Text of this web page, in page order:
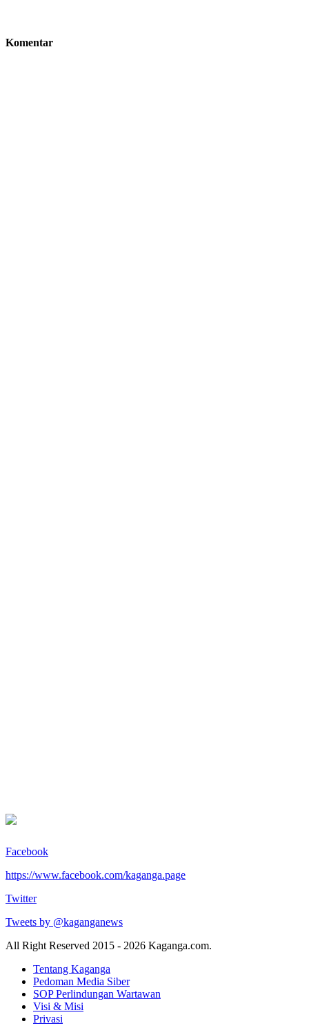
Komentar
Facebook
https://www.facebook.com/kaganga.page
Twitter
Tweets by @kaganganews
All Right Reserved 2015 - 2026 Kaganga.com.
Tentang Kaganga
Pedoman Media Siber
SOP Perlindungan Wartawan
Visi & Misi
Privasi